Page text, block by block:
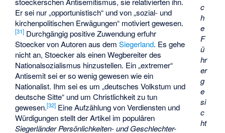
c
h
e
F
ü
hr
er
g
e
si
c
ht
Er sei nur „opportunistisch“ und von „sozial- und
kirchenpolitischen Erwägungen“ motiviert gewesen.
[31] Durchgängig positive Zuwendung erfuhr
Stoecker von Autoren aus demSiegerland. Es gehe
nicht an, Stoecker als einen Wegbereiter des
Nationalsozialismus hinzustellen. Ein „extremer“
Antisemit sei er so wenig gewesen wie ein
Nationalist. Ihm sei es um „deutsches Volkstum und
deutsche Sitte“ und um Christlichkeit zu tun
gewesen.[32] Eine Aufzählung von Verdiensten und
Würdigungen stellt der Artikel im populären
Siegerländer Persönlichkeiten- und Geschlechter-